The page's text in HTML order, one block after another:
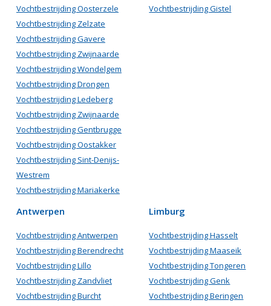
Vochtbestrijding Oosterzele
Vochtbestrijding Zelzate
Vochtbestrijding Gavere
Vochtbestrijding Zwijnaarde
Vochtbestrijding Wondelgem
Vochtbestrijding Drongen
Vochtbestrijding Ledeberg
Vochtbestrijding Zwijnaarde
Vochtbestrijding Gentbrugge
Vochtbestrijding Oostakker
Vochtbestrijding Sint-Denijs-
Westrem
Vochtbestrijding Mariakerke
Vochtbestrijding Gistel
Antwerpen
Vochtbestrijding Antwerpen
Vochtbestrijding Berendrecht
Vochtbestrijding Lillo
Vochtbestrijding Zandvliet
Vochtbestrijding Burcht
Limburg
Vochtbestrijding Hasselt
Vochtbestrijding Maaseik
Vochtbestrijding Tongeren
Vochtbestrijding Genk
Vochtbestrijding Beringen